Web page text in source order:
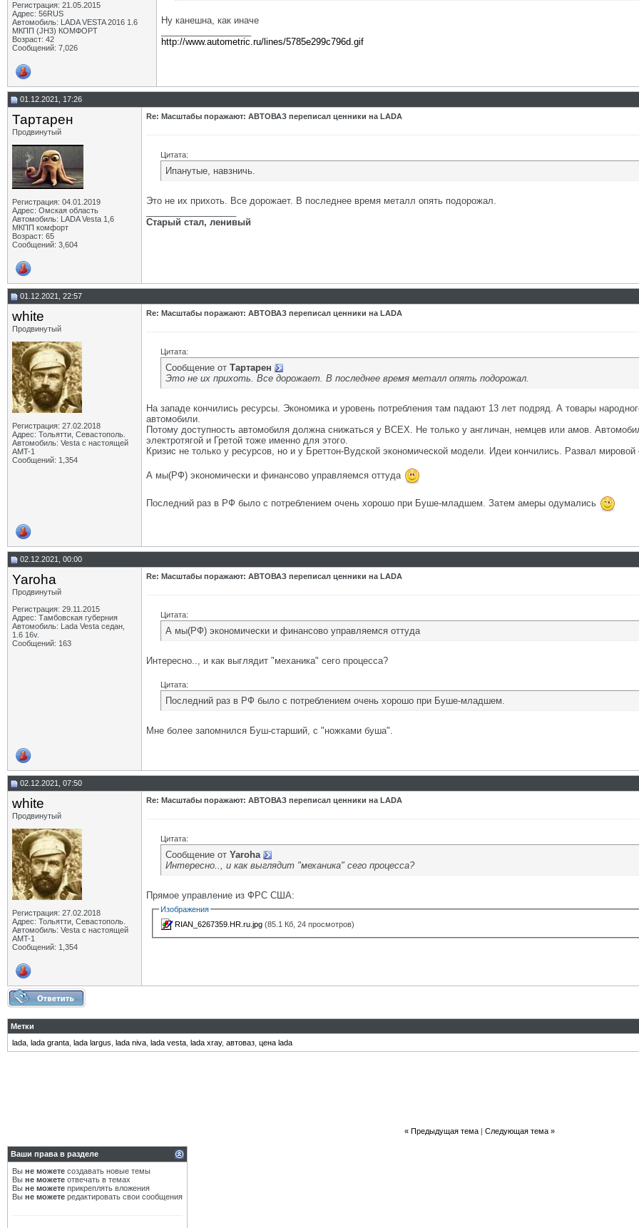
Регистрация: 21.05.2015
Адрес: 56RUS
Автомобиль: LADA VESTA 2016 1.6
МКПП (JH3) КОМФОРТ
Возраст: 42
Сообщений: 7,026
Ну канешна, как иначе
http://www.autometric.ru/lines/5785e299c796d.gif
01.12.2021, 17:26
Тартарен
Продвинутый
Регистрация: 04.01.2019
Адрес: Омская область
Автомобиль: LADA Vesta 1,6
МКПП комфорт
Возраст: 65
Сообщений: 3,604
Re: Масштабы поражают: АВТОВАЗ переписал ценники на LADA
Цитата:
Ипанутые, навзничь.
Это не их прихоть. Все дорожает. В последнее время металл опять подорожал.
Старый стал, ленивый
01.12.2021, 22:57
white
Продвинутый
Регистрация: 27.02.2018
Адрес: Тольятти, Севастополь.
Автомобиль: Vesta с настоящей
AMT-1
Сообщений: 1,354
Re: Масштабы поражают: АВТОВАЗ переписал ценники на LADA
Цитата:
Сообщение от Тартарен
Это не их прихоть. Все дорожает. В последнее время металл опять подорожал.
На западе кончились ресурсы. Экономика и уровень потребления там падают 13 лет подряд. А товары
автомобили.
Потому доступность автомобиля должна снижаться у ВСЕХ. Не только у англичан, немцев или амов.
электротягой и Гретой тоже именно для этого.
Кризис не только у ресурсов, но и у Бреттон-Вудской экономической модели. Идеи кончились. Развал
А мы(РФ) экономически и финансово управляемся оттуда
Последний раз в РФ было с потреблением очень хорошо при Буше-младшем. Затем амеры одумались
02.12.2021, 00:00
Yaroha
Продвинутый
Регистрация: 29.11.2015
Адрес: Тамбовская губерния
Автомобиль: Lada Vesta седан,
1.6 16v.
Сообщений: 163
Re: Масштабы поражают: АВТОВАЗ переписал ценники на LADA
Цитата:
А мы(РФ) экономически и финансово управляемся оттуда
Интересно.., и как выглядит "механика" сего процесса?
Цитата:
Последний раз в РФ было с потреблением очень хорошо при Буше-младшем.
Мне более запомнился Буш-старший, с "ножками буша".
02.12.2021, 07:50
white
Продвинутый
Регистрация: 27.02.2018
Адрес: Тольятти, Севастополь.
Автомобиль: Vesta с настоящей
AMT-1
Сообщений: 1,354
Re: Масштабы поражают: АВТОВАЗ переписал ценники на LADA
Цитата:
Сообщение от Yaroha
Интересно.., и как выглядит "механика" сего процесса?
Прямое управление из ФРС США:
Изображения
RIAN_6267359.HR.ru.jpg (85.1 Кб, 24 просмотров)
Метки
lada lada granta lada largus lada niva lada vesta lada xray, автоваз цена lada
« Предыдущая тема| Следующая тема »
Ваши права в разделе
Вы не можете создавать новые темы
Вы не можете отвечать в темах
Вы не можете прикреплять вложения
Вы не можете редактировать свои сообщения